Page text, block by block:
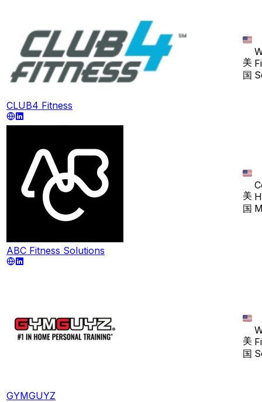
CLUB4 Fitness
美
国
ABC Fitness Solutions
美
国
GYMGUYZ
美
国